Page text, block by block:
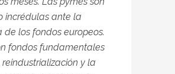
incrédulas ante la
de los fondos europeos.
fondos fundamentales
y la